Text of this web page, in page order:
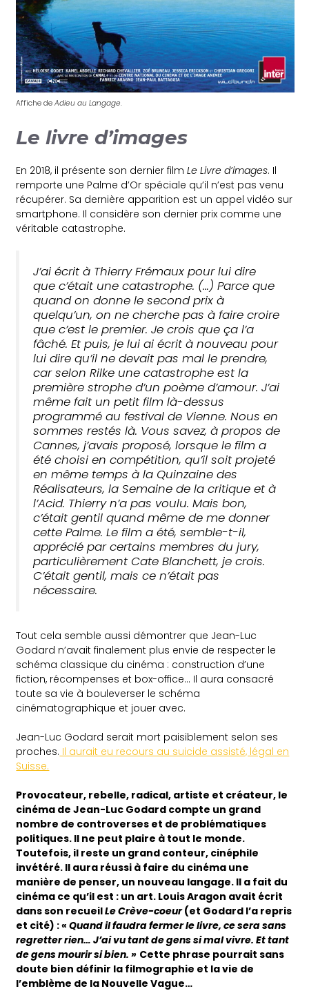
Affiche deAdieu au Langage.
Le livre d’images
En 2018, il présente son dernier filmLe Livre d’images. Il
remporte une Palme d’Or spéciale qu’il n’est pas venu
récupérer. Sa dernière apparition est un appel vidéo sur
smartphone. Il considère son dernier prix comme une
véritable catastrophe.
J’ai écrit à Thierry Frémaux pour lui dire
que c’était une catastrophe. (…)Parce que
quand on donne le second prix à
quelqu’un, on ne cherche pas à faire croire
que c’est le premier. Je crois que ça l’a
fâché. Et puis, je lui ai écrit à nouveau pour
lui dire qu’il ne devait pas mal le prendre,
car selon Rilke une catastrophe est la
première strophe d’un poème d’amour. J’ai
même fait un petit film là-dessus
programmé au festival de Vienne. Nous en
sommes restés là. Vous savez, à propos de
Cannes, j’avais proposé, lorsque le film a
été choisi en compétition, qu’il soit projeté
en même temps à la Quinzaine des
Réalisateurs, la Semaine de la critique et à
l’Acid. Thierry n’a pas voulu. Mais bon,
c’était gentil quand même de me donner
cette Palme. Le film a été, semble-t-il,
apprécié par certains membres du jury,
particulièrement Cate Blanchett, je crois.
C’était gentil, mais ce n’était pas
nécessaire.
Tout cela semble aussi démontrer que Jean-Luc
Godard n’avait finalement plus envie de respecter le
schéma classique du cinéma : construction d’une
fiction, récompenses et box-office… Il aura consacré
toute sa vie à bouleverser le schéma
cinématographique et jouer avec.
Jean-Luc Godard serait mort paisiblement selon ses
proches. Il aurait eu recours au suicide assisté, légal en
Suisse.
Provocateur, rebelle, radical, artiste et créateur, le
cinéma de Jean-Luc Godard compte un grand
nombre de controverses et de problématiques
politiques. Il ne peut plaire à tout le monde.
Toutefois, il reste un grand conteur, cinéphile
invétéré. Il aura réussi à faire du cinéma une
manière de penser, un nouveau langage. Il a fait du
cinéma ce qu’il est : un art. Louis Aragon avait écrit
dans son recueilLe Crève-coeur(et Godard l’a repris
et cité) : «Quand il faudra fermer le livre, ce sera sans
regretter rien… J’ai vu tant de gens si mal vivre. Et tant
de gens mourir si bien. » Cette phrase pourrait sans
doute bien définir la filmographie et la vie de
l’emblème de la Nouvelle Vague…